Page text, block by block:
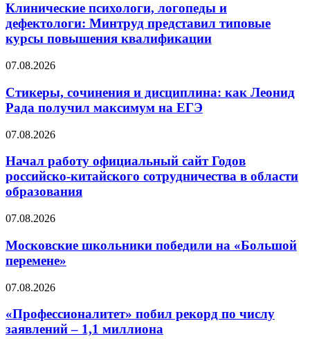
Клинические психологи, логопеды и
дефектологи: Минтруд представил типовые
курсы повышения квалификации
07.08.2026
Стикеры, сочинения и дисциплина: как Леонид
Рада получил максимум на ЕГЭ
07.08.2026
Начал работу официальный сайт Годов
российско-китайского сотрудничества в области
образования
07.08.2026
Московские школьники победили на «Большой
перемене»
07.08.2026
«Профессионалитет» побил рекорд по числу
заявлений – 1,1 миллиона